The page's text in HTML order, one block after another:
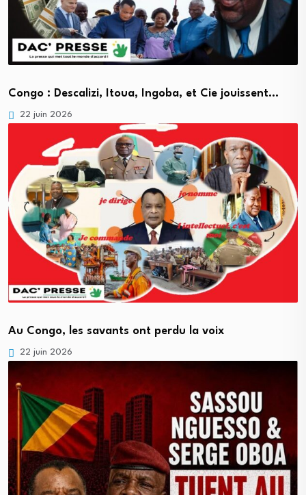
Congo : Descalizi, Itoua, Ingoba, et Cie jouissent…
22 juin 2026
Au Congo, les savants ont perdu la voix
22 juin 2026